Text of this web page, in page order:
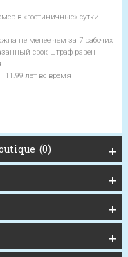
в «гостиничные» сутки.
не менее чем за 7 рабочих
срок штраф равен
11.99 лет во время
(0)